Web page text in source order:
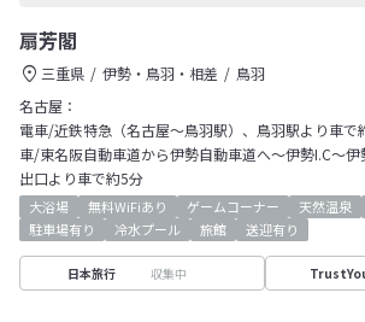
扇芳閣
三重県 伊勢・鳥羽・相差
鳥羽
名古屋：
電車/近鉄特急（名古屋～鳥羽駅）、鳥羽駅より車で
車/東名阪自動車道から伊勢自動車道へ～伊勢I.C～
出口より車で約5分
大浴場 無料WiFiあり ゲームコーナー 天然温泉
駐車場有り
冷水プール 旅館 送迎有り
日本旅行 収集中